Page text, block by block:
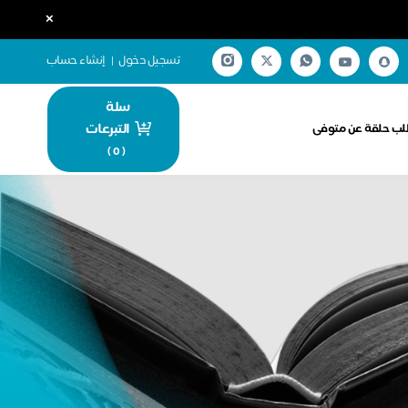
×
تسجيل دخول | إنشاء حساب
حلقة عن متوفى
سلة
التبرعات
(
0
)